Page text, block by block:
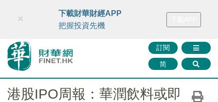
財華智庫網 FINTV FINMETA 財華證券 媒體矩陣
訂閱
简
×
下載財華財經APP
把握投資先機
港股IPO周報：華潤飲料或即